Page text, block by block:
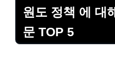
원도 정책 에 대
문 TOP 5